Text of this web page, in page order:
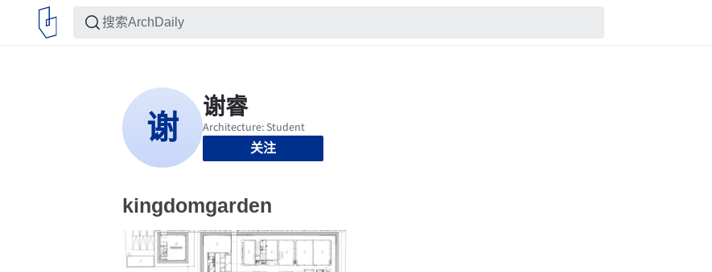
关注
kingdomgarden